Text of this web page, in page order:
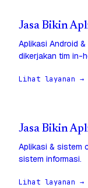
Jasa Bikin
Aplikasi Android
dikerjakan tim in-
Lihat layanan →
Jasa Bikin
Aplikasi & sistem
sistem informasi.
Lihat layanan →